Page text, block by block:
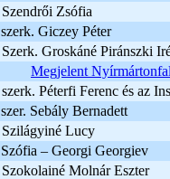
Szendrői Zsófia
szerk. Giczey Péter
Szerk. Groskáné Piránszki
Megjelent
szerk. Péterfi Ferenc és az
szer. Sebály Bernadett
Szilágyiné Lucy
Szófia – Georgi Georgiev
Szokolainé Molnár Eszter